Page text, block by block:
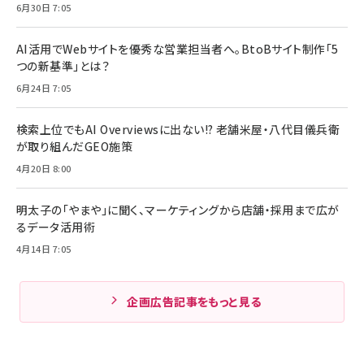
6月30日 7:05
AI活用でWebサイトを優秀な営業担当者へ。BtoBサイト制作「5
つの新基準」とは？
6月24日 7:05
検索上位でもAI Overviewsに出ない!? 老舗米屋・八代目儀兵衛
が取り組んだGEO施策
4月20日 8:00
明太子の「やまや」に聞く、マーケティングから店舗・採用まで広が
るデータ活用術
4月14日 7:05
企画広告記事をもっと見る